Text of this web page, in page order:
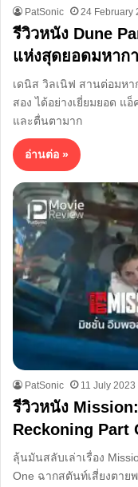
PatSonic 24 February
รีวิวหนัง Dune
แห่งสุดยอดมหาก
เดนิส วิลเนิฟ สานต่อมหา
สอง ได้อย่างเยี่ยมยอด แ
และตื่นตามาก
อ่านต่อ »
PatSonic 11 July 2023
รีวิวหนัง
Reckoning Part
ลุ้นมันสลับเล่าเรื่อง
One ฉากสตันท์เสี่ยงตาย